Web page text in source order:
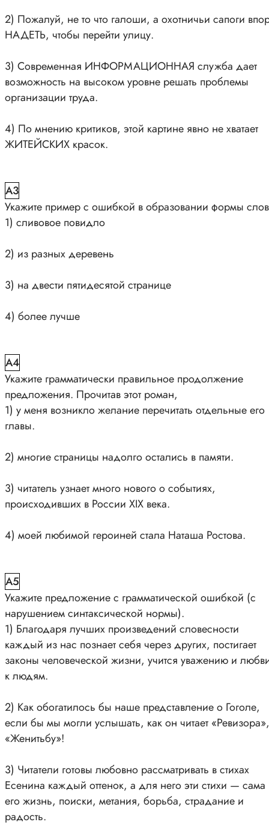
2) Пожалуй, не то что галоши, а охотничьи сапоги
НАДЕТЬ, чтобы перейти улицу.
3) Современная ИНФОРМАЦИОННАЯ служба дает
возможность на высоком уровне решать проблемы
организации труда.
4) По мнению критиков, этой картине явно не хватает
ЖИТЕЙСКИХ красок.
A3
Укажите пример с ошибкой в образовании формы
1) сливовое повидло
2) из разных деревень
3) на двести пятидесятой странице
4) более лучше
A4
Укажите грамматически правильное продолжение
предложения. Прочитав этот роман,
1) у меня возникло желание перечитать отдельные его
главы.
2) многие страницы надолго остались в памяти.
3) читатель узнает много нового о событиях,
происходивших в России XIX века.
4) моей любимой героиней стала Наташа Ростова.
A5
Укажите предложение с грамматической ошибкой (с
нарушением синтаксической нормы).
1) Благодаря лучших произведений словесности
каждый из нас познает себя через других, постигает
законы человеческой жизни, учится уважению и
к людям.
2) Как обогатилось бы наше представление о Гоголе,
если бы мы могли услышать, как он читает «Ревизора»,
«Женитьбу»!
3) Читатели готовы любовно рассматривать в стихах
Есенина каждый оттенок, а для него эти стихи — сама
его жизнь, поиски, метания, борьба, страдание и
радость.